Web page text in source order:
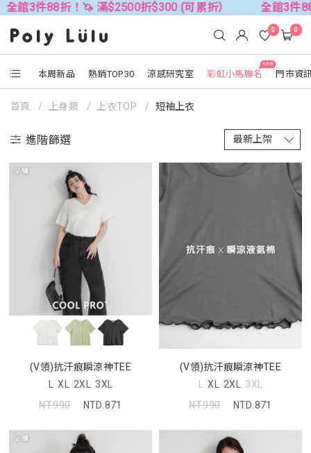
折$300 (可累折） 全館3件88折！🦄 滿$2500折
本周新品 熱銷TOP30 涼感研究室
NEW
彩虹小馬聯名 門市資
0 0
首頁 上身類 上衣TOP 短袖上衣
進階篩選
(V領)抗汗痕瞬涼神TEE
L XL 2XL 3XL
NT.990
NTD.871
(V領)抗汗痕瞬涼神TEE
L XL 2XL 3XL
NT.990
NTD.871